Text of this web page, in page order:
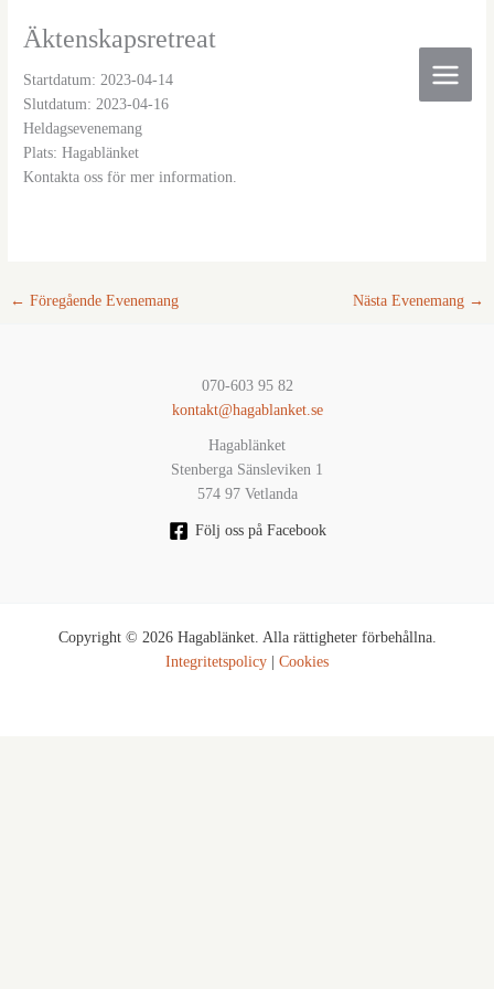
Äktenskapsretreat
Startdatum:2023-04-14
Slutdatum:2023-04-16
Heldagsevenemang
Plats:Hagablänket
Kontakta oss för mer information.
← Föregående Evenemang Nästa Evenemang →
070-603 95 82
kontakt@hagablanket.se
Hagablänket
Stenberga Sänsleviken 1
574 97 Vetlanda
Följ oss på Facebook
Copyright © 2026 Hagablänket. Alla rättigheter förbehållna.
Integritetspolicy
Cookies